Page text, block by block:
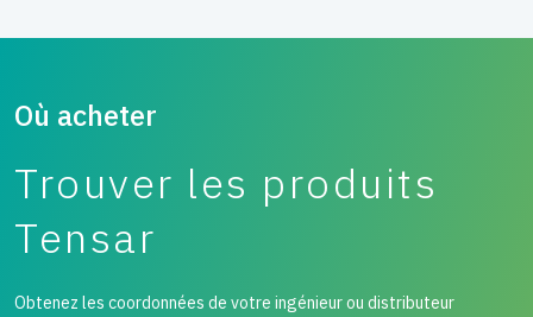
Où acheter
Trouver les produits
Tensar
Obtenez les coordonnées de votre ingénieur ou distributeur